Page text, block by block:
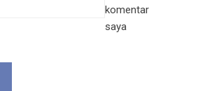
komentar
saya